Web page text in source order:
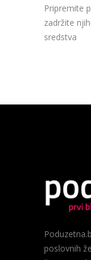
Pripremite
zadržite
sredstva
poslovnih